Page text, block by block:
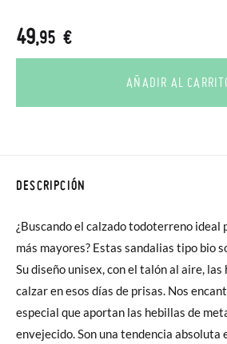
49,95 €
AÑADIR AL
DESCRIPCIÓN
¿Buscando el calzado todoterreno ideal
más mayores? Estas sandalias tipo bio
Su diseño unisex, con el talón al aire,
calzar en esos días de prisas. Nos
especial que aportan las hebillas de
envejecido. Son una tendencia absoluta